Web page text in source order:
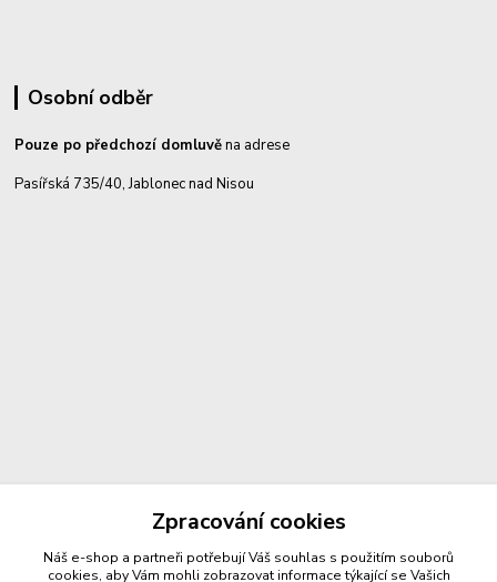
Osobní odběr
Pouze po předchozí domluvěna adrese
Pasířská 735/40, Jablonec nad Nisou
Zpracování cookies
Náš e-shop a partneři potřebují Váš souhlas s použitím souborů
cookies, aby Vám mohli zobrazovat informace týkající se Vašich